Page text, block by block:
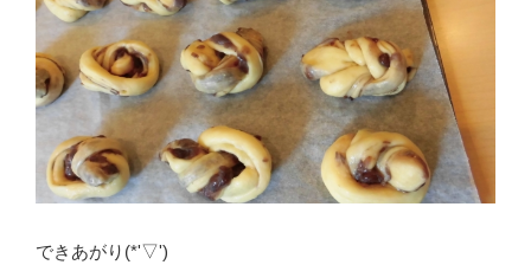
できあがり(*'▽')